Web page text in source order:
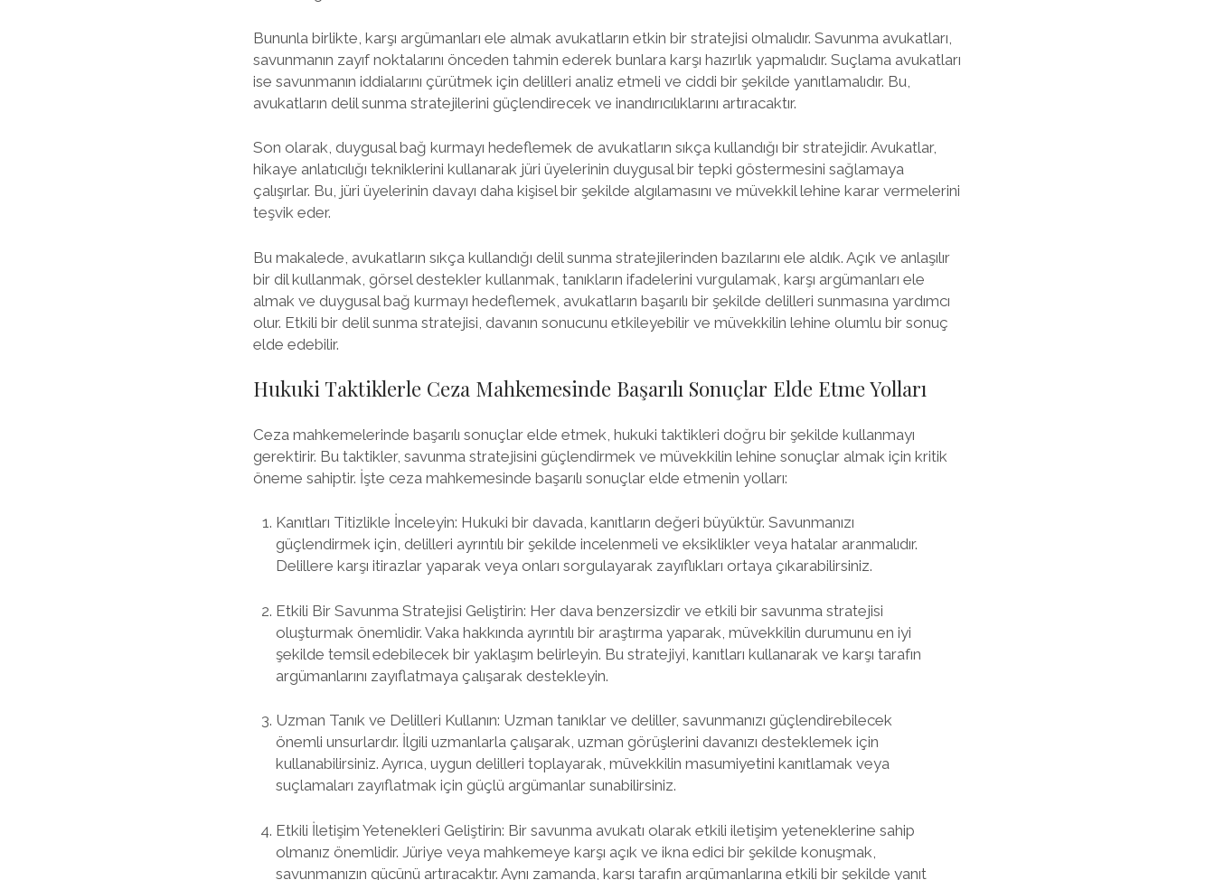
Bununla birlikte, karşı argümanları ele almak avukatların etkin bir stratejisi olmalıdır. Savunma avukatları,
savunmanın zayıf noktalarını önceden tahmin ederek bunlara karşı hazırlık yapmalıdır. Suçlama avukatları
ise savunmanın iddialarını çürütmek için delilleri analiz etmeli ve ciddi bir şekilde yanıtlamalıdır. Bu,
avukatların delil sunma stratejilerini güçlendirecek ve inandırıcılıklarını artıracaktır.
Son olarak, duygusal bağ kurmayı hedeflemek de avukatların sıkça kullandığı bir stratejidir. Avukatlar,
hikaye anlatıcılığı tekniklerini kullanarak jüri üyelerinin duygusal bir tepki göstermesini sağlamaya
çalışırlar. Bu, jüri üyelerinin davayı daha kişisel bir şekilde algılamasını ve müvekkil lehine karar vermelerini
teşvik eder.
Bu makalede, avukatların sıkça kullandığı delil sunma stratejilerinden bazılarını ele aldık. Açık ve anlaşılır
bir dil kullanmak, görsel destekler kullanmak, tanıkların ifadelerini vurgulamak, karşı argümanları ele
almak ve duygusal bağ kurmayı hedeflemek, avukatların başarılı bir şekilde delilleri sunmasına yardımcı
olur. Etkili bir delil sunma stratejisi, davanın sonucunu etkileyebilir ve müvekkilin lehine olumlu bir sonuç
elde edebilir.
Hukuki Taktiklerle Ceza Mahkemesinde Başarılı Sonuçlar Elde Etme Yolları
Ceza mahkemelerinde başarılı sonuçlar elde etmek, hukuki taktikleri doğru bir şekilde kullanmayı
gerektirir. Bu taktikler, savunma stratejisini güçlendirmek ve müvekkilin lehine sonuçlar almak için kritik
öneme sahiptir. İşte ceza mahkemesinde başarılı sonuçlar elde etmenin yolları:
Kanıtları Titizlikle İnceleyin: Hukuki bir davada, kanıtların değeri büyüktür. Savunmanızı
güçlendirmek için, delilleri ayrıntılı bir şekilde incelenmeli ve eksiklikler veya hatalar aranmalıdır.
Delillere karşı itirazlar yaparak veya onları sorgulayarak zayıflıkları ortaya çıkarabilirsiniz.
Etkili Bir Savunma Stratejisi Geliştirin: Her dava benzersizdir ve etkili bir savunma stratejisi
oluşturmak önemlidir. Vaka hakkında ayrıntılı bir araştırma yaparak, müvekkilin durumunu en iyi
şekilde temsil edebilecek bir yaklaşım belirleyin. Bu stratejiyi, kanıtları kullanarak ve karşı tarafın
argümanlarını zayıflatmaya çalışarak destekleyin.
Uzman Tanık ve Delilleri Kullanın: Uzman tanıklar ve deliller, savunmanızı güçlendirebilecek
önemli unsurlardır. İlgili uzmanlarla çalışarak, uzman görüşlerini davanızı desteklemek için
kullanabilirsiniz. Ayrıca, uygun delilleri toplayarak, müvekkilin masumiyetini kanıtlamak veya
suçlamaları zayıflatmak için güçlü argümanlar sunabilirsiniz.
Etkili İletişim Yetenekleri Geliştirin: Bir savunma avukatı olarak etkili iletişim yeteneklerine sahip
olmanız önemlidir. Jüriye veya mahkemeye karşı açık ve ikna edici bir şekilde konuşmak,
savunmanızın gücünü artıracaktır. Aynı zamanda, karşı tarafın argümanlarına etkili bir şekilde yanıt